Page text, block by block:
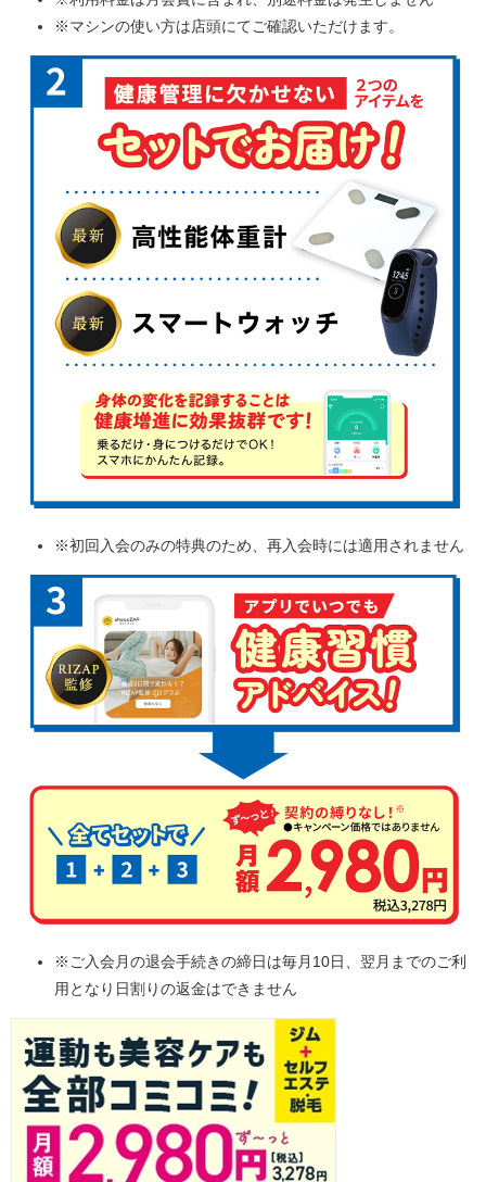
※マシンの使い方は店頭にてご確認いただけます。
※初回入会のみの特典のため、再入会時には適用されません
※ご入会月の退会手続きの締日は毎月10日、翌月までのご利
用となり日割りの返金はできません